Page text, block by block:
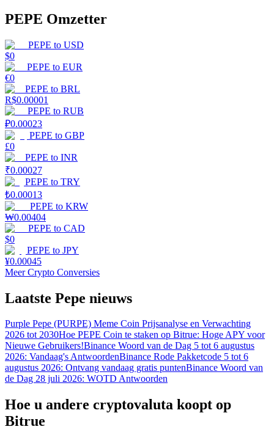
PEPE Omzetter
PEPE to USD
$0
PEPE to EUR
€0
PEPE to BRL
R$0.00001
PEPE to RUB
₽0.00023
PEPE to GBP
£0
PEPE to INR
₹0.00027
PEPE to TRY
₺0.00013
PEPE to KRW
₩0.00404
PEPE to CAD
$0
PEPE to JPY
¥0.00045
Meer Crypto Conversies
Laatste Pepe nieuws
Purple Pepe (PURPE) Meme Coin Prijsanalyse en Verwachting
2026 tot 2030Hoe PEPE Coin te staken op Bitrue: Hoge APY voor
Nieuwe Gebruikers!Binance Woord van de Dag 5 tot 6 augustus
2026: Vandaag's AntwoordenBinance Rode Pakketcode 5 tot 6
augustus 2026: Ontvang vandaag gratis puntenBinance Woord van
de Dag 28 juli 2026: WOTD Antwoorden
Hoe u andere cryptovaluta koopt op
Bitrue